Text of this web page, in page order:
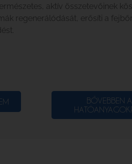
aktív összetevőinek
regenerálódását, erősíti a
BŐVEBBEN A